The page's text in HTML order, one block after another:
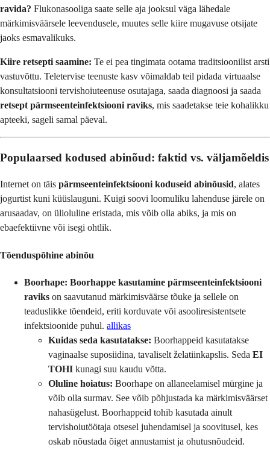
ravida? Flukonasooliga saate selle aja jooksul väga lähedale
märkimisväärsele leevendusele, muutes selle kiire mugavuse otsijate
jaoks esmavalikuks.
Kiire retsepti saamine: Te ei pea tingimata ootama traditsioonilist arsti
vastuvõttu. Teletervise teenuste kasv võimaldab teil pidada virtuaalse
konsultatsiooni tervishoiuteenuse osutajaga, saada diagnoosi ja saada
retsept pärmseenteinfektsiooni raviks, mis saadetakse teie kohalikku
apteeki, sageli samal päeval.
Populaarsed kodused abinõud: faktid vs. väljamõeldis
Internet on täis pärmseenteinfektsiooni koduseid abinõusid, alates
jogurtist kuni küüslauguni. Kuigi soovi loomuliku lahenduse järele on
arusaadav, on ülioluline eristada, mis võib olla abiks, ja mis on
ebaefektiivne või isegi ohtlik.
Tõenduspõhine abinõu
Boorhape: Boorhappe kasutamine pärmseenteinfektsiooni
raviks on saavutanud märkimisväärse tõuke ja sellele on
teaduslikke tõendeid, eriti korduvate või asooliresistentsete
infektsioonide puhul. allikas
Kuidas seda kasutatakse: Boorhappeid kasutatakse
vaginaalse suposiidina, tavaliselt želatiinkapslis. Seda EI
TOHI kunagi suu kaudu võtta.
Oluline hoiatus: Boorhape on allaneelamisel mürgine ja
võib olla surmav. See võib põhjustada ka märkimisväärset
nahasügelust. Boorhappeid tohib kasutada ainult
tervishoiutöötaja otsesel juhendamisel ja soovitusel, kes
oskab nõustada õiget annustamist ja ohutusnõudeid.